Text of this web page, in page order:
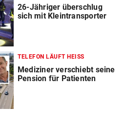
26-Jähriger überschlug
sich mit Kleintransporter
TELEFON LÄUFT HEISS
Mediziner verschiebt seine
Pension für Patienten